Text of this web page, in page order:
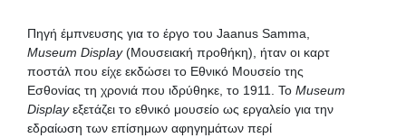
Πηγή έμπνευσης για το έργο του Jaanus Samma,
Museum Display(Μουσειακή προθήκη), ήταν οι καρτ
ποστάλ που είχε εκδώσει το Εθνικό Μουσείο της
Εσθονίας τη χρονιά που ιδρύθηκε, το 1911. To Museum
Displayεξετάζει το εθνικό μουσείο ως εργαλείο για την
εδραίωση των επίσημων αφηγημάτων περί